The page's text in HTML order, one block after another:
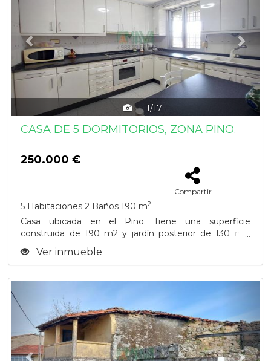
1/17
CASA DE 5 DORMITORIOS, ZONA PINO.
250.000 €
Compartir
5 Habitaciones 2 Baños 190 m2
Casa ubicada en el Pino. Tiene una superficie
construida de 190 m2 y jardín posterior de 130 m2.
Se...
Ver inmueble